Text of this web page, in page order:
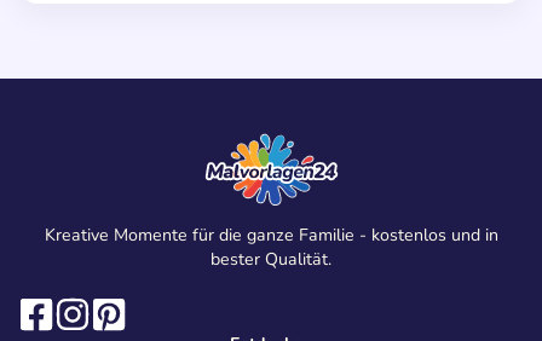
Kreative Momente für die ganze Familie - kostenlos und in
bester Qualität.